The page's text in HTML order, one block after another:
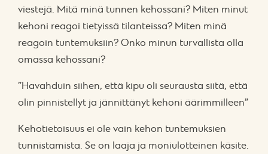
viestejä. Mitä minä tunnen kehossani? Miten minut
kehoni reagoi tietyissä tilanteissa? Miten minä
reagoin tuntemuksiin? Onko minun turvallista olla
omassa kehossani?
”Havahduin siihen, että kipu oli seurausta siitä, että
olin pinnistellyt ja jännittänyt kehoni äärimmilleen”
Kehotietoisuus ei ole vain kehon tuntemuksien
tunnistamista. Se on laaja ja moniulotteinen käsite.